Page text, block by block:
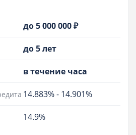
до 5 000 000 ₽
до 5 лет
в течение часа
14.883%- 14.901%
14.9%